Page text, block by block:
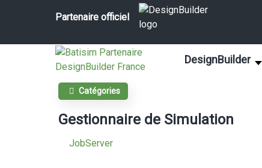
Partenaire officiel
DesignBuilder
Catégories
Gestionnaire de Simulation
JobServer